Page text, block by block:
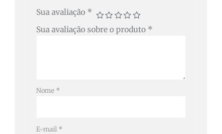
Sua avaliação *
Sua avaliação sobre o produto *
Nome *
E-mail *